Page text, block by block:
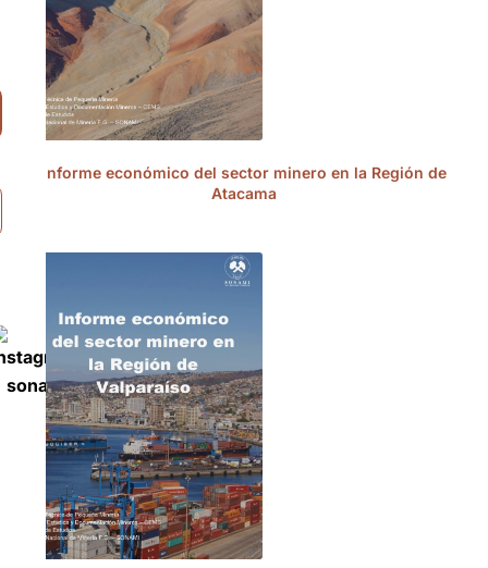
Informe económico del sector minero en la Región de
Atacama